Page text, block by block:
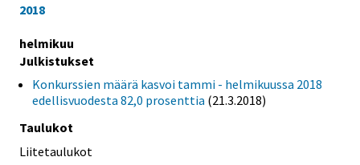
2018
helmikuu
Julkistukset
Konkurssien määrä kasvoi tammi - helmikuussa 2018
edellisvuodesta 82,0 prosenttia (21.3.2018)
Taulukot
Liitetaulukot